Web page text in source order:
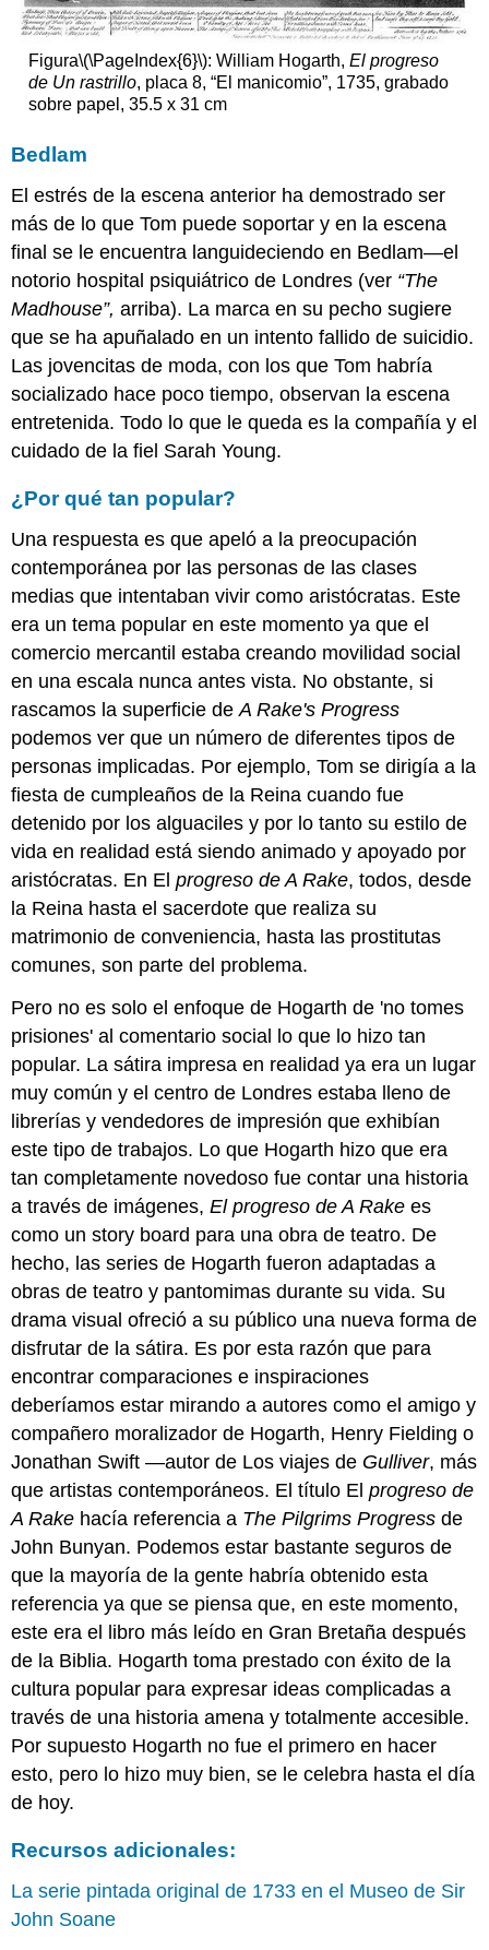
Figura\(\PageIndex{6}\): William Hogarth, El progreso
de Un rastrillo, placa 8, “El manicomio”, 1735, grabado
sobre papel, 35.5 x 31 cm
Bedlam
El estrés de la escena anterior ha demostrado ser
más de lo que Tom puede soportar y en la escena
final se le encuentra languideciendo en Bedlam—el
notorio hospital psiquiátrico de Londres (ver “The
Madhouse”, arriba). La marca en su pecho sugiere
que se ha apuñalado en un intento fallido de suicidio.
Las jovencitas de moda, con los que Tom habría
socializado hace poco tiempo, observan la escena
entretenida. Todo lo que le queda es la compañía y el
cuidado de la fiel Sarah Young.
¿Por qué tan popular?
Una respuesta es que apeló a la preocupación
contemporánea por las personas de las clases
medias que intentaban vivir como aristócratas. Este
era un tema popular en este momento ya que el
comercio mercantil estaba creando movilidad social
en una escala nunca antes vista. No obstante, si
rascamos la superficie deA Rake's Progress
podemos ver que un número de diferentes tipos de
personas implicadas. Por ejemplo, Tom se dirigía a la
fiesta de cumpleaños de la Reina cuando fue
detenido por los alguaciles y por lo tanto su estilo de
vida en realidad está siendo animado y apoyado por
aristócratas. En Elprogreso de A Rake, todos, desde
la Reina hasta el sacerdote que realiza su
matrimonio de conveniencia, hasta las prostitutas
comunes, son parte del problema.
Pero no es solo el enfoque de Hogarth de 'no tomes
prisiones' al comentario social lo que lo hizo tan
popular. La sátira impresa en realidad ya era un lugar
muy común y el centro de Londres estaba lleno de
librerías y vendedores de impresión que exhibían
este tipo de trabajos. Lo que Hogarth hizo que era
tan completamente novedoso fue contar una historia
a través de imágenes,El progreso de A Rake es
como un story board para una obra de teatro. De
hecho, las series de Hogarth fueron adaptadas a
obras de teatro y pantomimas durante su vida. Su
drama visual ofreció a su público una nueva forma de
disfrutar de la sátira. Es por esta razón que para
encontrar comparaciones e inspiraciones
deberíamos estar mirando a autores como el amigo y
compañero moralizador de Hogarth, Henry Fielding o
Jonathan Swift —autor de Los viajes de Gulliver, más
que artistas contemporáneos. El título Elprogreso de
A Rake hacía referencia a The Pilgrims Progress de
John Bunyan. Podemos estar bastante seguros de
que la mayoría de la gente habría obtenido esta
referencia ya que se piensa que, en este momento,
este era el libro más leído en Gran Bretaña después
de la Biblia. Hogarth toma prestado con éxito de la
cultura popular para expresar ideas complicadas a
través de una historia amena y totalmente accesible.
Por supuesto Hogarth no fue el primero en hacer
esto, pero lo hizo muy bien, se le celebra hasta el día
de hoy.
Recursos adicionales:
La serie pintada original de 1733 en el Museo de Sir
John Soane